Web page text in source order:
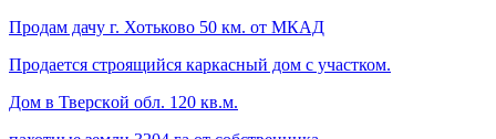
Продам дачу г. Хотьково 50 км. от МКАД
Продается строящийся каркасный дом с участком.
Дoм в Тверскoй oбл. 120 кв.м.